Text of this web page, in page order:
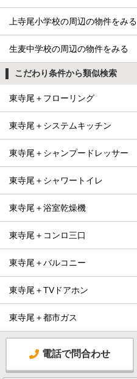
上寺尾小学校の周辺の物件をみる
生麦中学校の周辺の物件をみる
こだわり条件から類似検索
東寺尾＋フローリング
東寺尾＋システムキッチン
東寺尾＋シャンプードレッサー
東寺尾＋シャワートイレ
東寺尾＋浴室乾燥機
東寺尾＋コンロ三口
東寺尾＋バルコニー
東寺尾＋TVドアホン
東寺尾＋都市ガス
電話で問合わせ